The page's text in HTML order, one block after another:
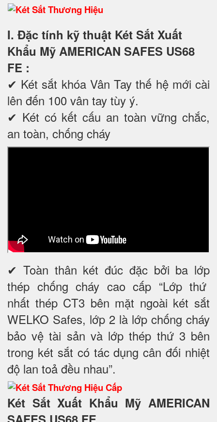
I. Đặc tính kỹ thuật Két Sắt Xuất
Khẩu Mỹ AMERICAN SAFES US68
FE :
✔ Két sắt khóa Vân Tay thế hệ mới cài
lên đến 100 vân tay tùy ý.
✔ Két có kết cấu an toàn vững chắc,
an toàn, chống cháy
✔ Toàn thân két đúc đặc bởi ba lớp
thép chống cháy cao cấp “Lớp thứ
nhất thép CT3 bên mặt ngoài két sắt
WELKO Safes, lớp 2 là lớp chống cháy
bảo vệ tài sản và lớp thép thứ 3 bên
trong két sắt có tác dụng cân đối nhiệt
độ lan toả đều nhau”.
Két Sắt Xuất Khẩu Mỹ AMERICAN